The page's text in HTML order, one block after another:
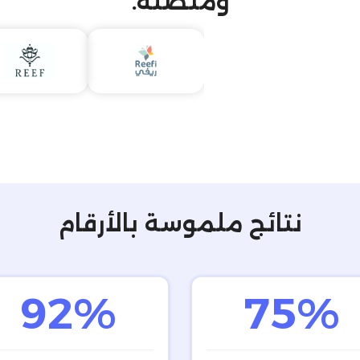
نتائج ملموسة بالأرقام
75%
92%